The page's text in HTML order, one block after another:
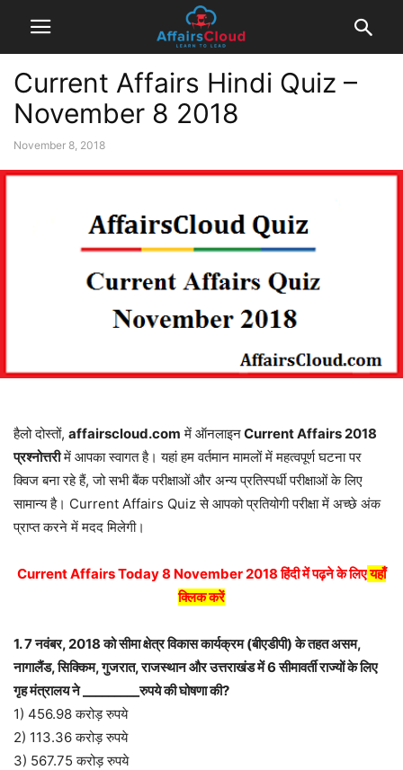
Current Affairs Hindi Quiz –
November 8 2018
November 8, 2018
हैलो दोस्तों, affairscloud.com में ऑनलाइनCurrent Affairs 2018
प्रश्नोत्तरीमें आपका स्वागत है। यहां हम वर्तमान मामलों में महत्वपूर्ण घटना पर
क्विज बना रहे हैं, जो सभी बैंक परीक्षाओं और अन्य प्रतिस्पर्धी परीक्षाओं के लिए
सामान्य है। Current Affairs Quiz से आपको प्रतियोगी परीक्षा में अच्छे अंक
प्राप्त करने में मदद मिलेगी।
Current Affairs Today 8 November 2018 हिंदी में पढ़ने के लिएयहाँ
क्लिक करें
1. 7 नवंबर, 2018 को सीमा क्षेत्र विकास कार्यक्रम (बीएडीपी) के तहत असम,
नागालैंड, सिक्किम, गुजरात, राजस्थान और उत्तराखंड में 6 सीमावर्ती राज्यों के लिए
गृह मंत्रालय ने _________रुपये की घोषणा की?
1) 456.98 करोड़ रुपये
2) 113.36 करोड़ रुपये
3) 567.75 करोड़ रुपये